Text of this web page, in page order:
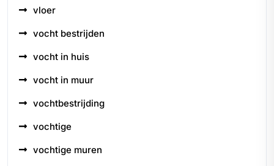
vloer
vocht bestrijden
vocht in huis
vocht in muur
vochtbestrijding
vochtige
vochtige muren